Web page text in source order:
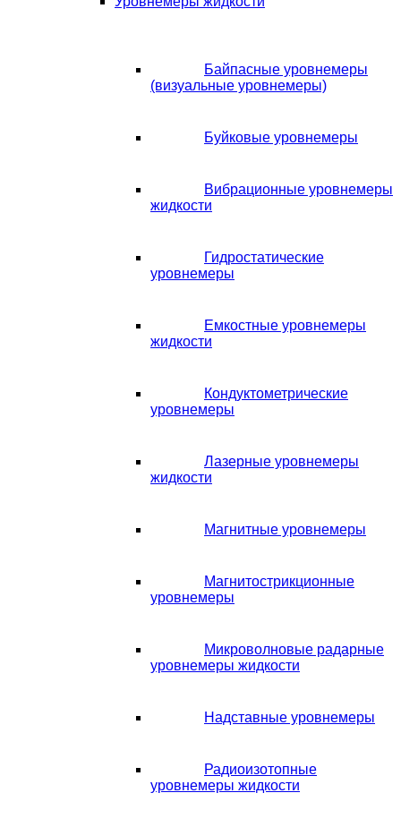
Байпасные уровнемеры
(визуальные уровнемеры)
Буйковые уровнемеры
Вибрационные уровнемеры
жидкости
Гидростатические
уровнемеры
Емкостные уровнемеры
жидкости
Кондуктометрические
уровнемеры
Лазерные уровнемеры
жидкости
Магнитные уровнемеры
Магнитострикционные
уровнемеры
Микроволновые радарные
уровнемеры жидкости
Надставные уровнемеры
Радиоизотопные
уровнемеры жидкости